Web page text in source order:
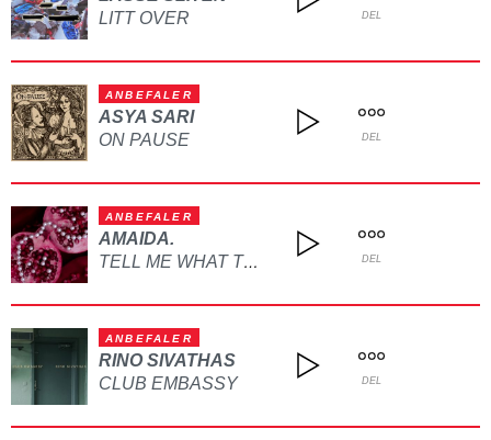
LITT OVER
DEL
ANBEFALER
ASYA SARI
ON PAUSE
DEL
ANBEFALER
AMAIDA.
TELL ME WHAT TO DO DEL
ANBEFALER
RINO SIVATHAS
CLUB EMBASSY
DEL